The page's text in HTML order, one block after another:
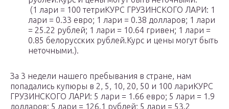
(1 лари = 100 тетриКУРС ГРУЗИНСКОГО ЛАРИ: 1
лари = 0.33 евро; 1 лари = 0.38 долларов; 1 лари
= 25.22 рублей; 1 лари = 10.64 гривен; 1 лари =
0.85 белорусских рублей.Курс и цены могут быть
неточными.).
За 3 недели нашего пребывания в стране, нам
попадались купюры в 2, 5, 10, 20, 50 и 100 лариКУРС
ГРУЗИНСКОГО ЛАРИ: 5 лари = 1.66 евро; 5 лари = 1.9
долларов; 5 лари = 126.1 рублей; 5 лари = 53.2